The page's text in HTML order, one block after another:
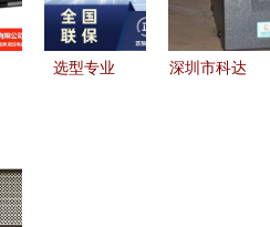
电
选型专业
深圳市科达